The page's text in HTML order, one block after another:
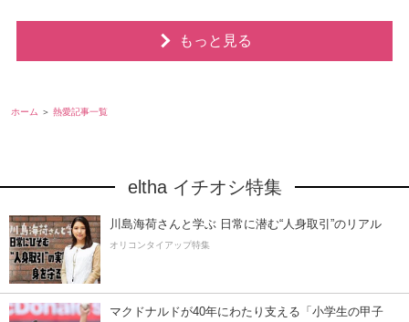
もっと見る
ホーム 熱愛記事一覧
eltha イチオシ特集
川島海荷さんと学ぶ 日常に潜む“人身取引”のリアル
オリコンタイアップ特集
マクドナルドが40年にわたり支える「小学生の甲子